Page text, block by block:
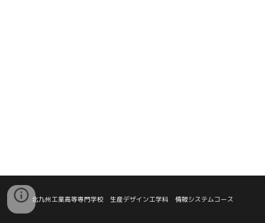
北九州工業高等専門学校 生産デザイン工学科 情報システムコース